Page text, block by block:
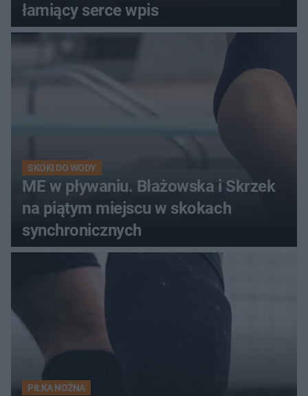
łamiący serce wpis
SKOKI DO WODY
ME w pływaniu. Błażowska i Skrzek
na piątym miejscu w skokach
synchronicznych
PIŁKA NOŻNA